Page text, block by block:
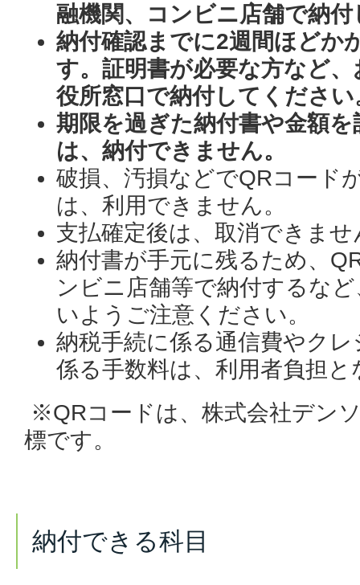
融機関、コンビニ店舗で納
納付確認までに2週間ほどか
す。証明書が必要な方など
役所窓口で納付してください
期限を過ぎた納付書や金額
は、納付できません。
破損、汚損などでQRコード
は、利用できません。
支払確定後は、取消できませ
納付書が手元に残るため、
ンビニ店舗等で納付するなど
いようご注意ください。
納税手続に係る通信費やク
係る手数料は、利用者負担と
※QRコードは、株式会社デン
標です。
納付できる科目